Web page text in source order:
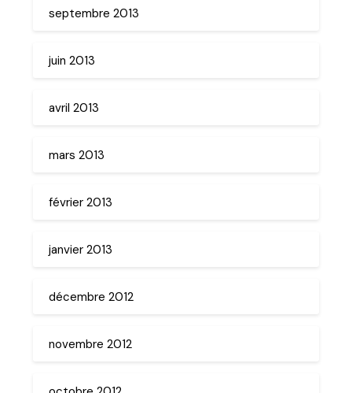
septembre 2013
juin 2013
avril 2013
mars 2013
février 2013
janvier 2013
décembre 2012
novembre 2012